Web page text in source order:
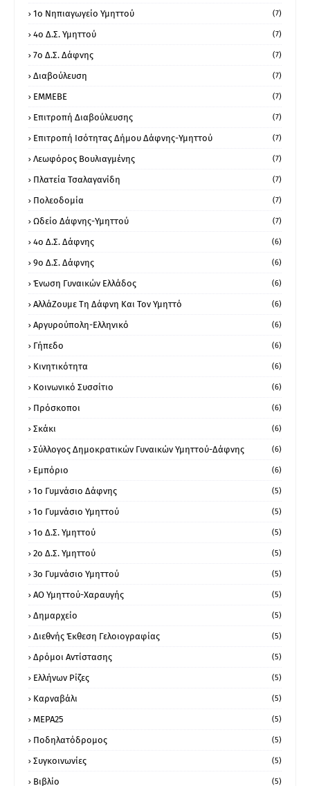
1ο Νηπιαγωγείο Υμηττού (7)
4ο Δ.Σ. Υμηττού (7)
7ο Δ.Σ. Δάφνης (7)
Διαβούλευση (7)
ΕΜΜΕΒΕ (7)
Επιτροπή Διαβούλευσης (7)
Επιτροπή Ισότητας Δήμου Δάφνης-Υμηττού (7)
Λεωφόρος Βουλιαγμένης (7)
Πλατεία Τσαλαγανίδη (7)
Πολεοδομία (7)
Ωδείο Δάφνης-Υμηττού (7)
4ο Δ.Σ. Δάφνης (6)
9ο Δ.Σ. Δάφνης (6)
Ένωση Γυναικών Ελλάδος (6)
ΑλλάΖουμε Τη Δάφνη Και Τον Υμηττό (6)
Αργυρούπολη-Ελληνικό (6)
Γήπεδο (6)
Κινητικότητα (6)
Κοινωνικό Συσσίτιο (6)
Πρόσκοποι (6)
Σκάκι (6)
Σύλλογος Δημοκρατικών Γυναικών Υμηττού-Δάφνης (6)
Εμπόριο (6)
1ο Γυμνάσιο Δάφνης (5)
1ο Γυμνάσιο Υμηττού (5)
1ο Δ.Σ. Υμηττού (5)
2ο Δ.Σ. Υμηττού (5)
3ο Γυμνάσιο Υμηττού (5)
ΑΟ Υμηττού-Χαραυγής (5)
Δημαρχείο (5)
Διεθνής Έκθεση Γελοιογραφίας (5)
Δρόμοι Αντίστασης (5)
Ελλήνων Ρίζες (5)
Καρναβάλι (5)
ΜΕΡΑ25 (5)
Ποδηλατόδρομος (5)
Συγκοινωνίες (5)
Βιβλίο (5)